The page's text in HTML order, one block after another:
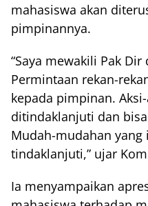
mahasiswa akan
pimpinannya.
“Saya mewakili Pak
Permintaan rekan-
kepada pimpinan.
ditindaklanjuti dan
Mudah-mudahan yang
tindaklanjuti,” ujar
Ia menyampaikan